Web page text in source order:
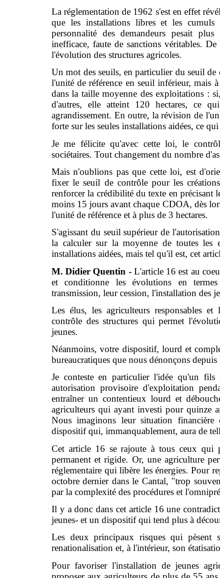
La réglementation de 1962 s'est en effet
que les installations libres et les
personnalité des demandeurs pesait
inefficace, faute de sanctions véritables.
l'évolution des structures agricoles.
Un mot des seuils, en particulier du seuil
l'unité de référence en seuil inférieur, mais
dans la taille moyenne des exploitations :
d'autres, elle atteint 120 hectares, ce
agrandissement. En outre, la révision de
forte sur les seules installations aidées, ce
Je me félicite qu'avec cette loi, le
sociétaires. Tout changement du nombre
Mais n'oublions pas que cette loi, est
fixer le seuil de contrôle pour les
renforcer la crédibilité du texte en
moins 15 jours avant chaque CDOA, dès
l'unité de référence et à plus de 3 hectares.
S'agissant du seuil supérieur de
la calculer sur la moyenne de toutes les
installations aidées, mais tel qu'il est, cet
M. Didier Quentin - L'article 16 est au
et conditionne les évolutions en
transmission, leur cession, l'installation des
Les élus, les agriculteurs responsables et
contrôle des structures qui permet
jeunes.
Néanmoins, votre dispositif, lourd et
bureaucratiques que nous dénonçons
Je conteste en particulier l'idée qu'un fils
autorisation provisoire d'exploitation
entraîner un contentieux lourd et
agriculteurs qui ayant investi pour quinze
Nous imaginons leur situation
dispositif qui, immanquablement, aura de
Cet article 16 se rajoute à tous ceux qui
permanent et rigide. Or, une agriculture
réglementaire qui libère les énergies. Pour
octobre dernier dans le Cantal, "trop
par la complexité des procédures et
Il y a donc dans cet article 16 une
jeunes- et un dispositif qui tend plus à
Les deux principaux risques qui pèsent
renationalisation et, à l'intérieur, son
Pour favoriser l'installation de jeunes